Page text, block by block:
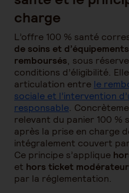
charge
L’offre 100 % santé
de soins et
remboursés, sous
conditions d’éligibilité.
articulation entre le
sociale et l’intervention
responsable.
relevant du panier 100
après la prise en charge
intégralement couvert
Ce principe s’applique
et hors ticket modérateur
par la réglementation.